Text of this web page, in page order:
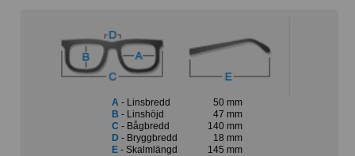
A - Linsbredd
50 mm
B - Linshöjd
47 mm
C - Bågbredd
140 mm
D - Bryggbredd
18 mm
E- Skalmlängd 145 mm